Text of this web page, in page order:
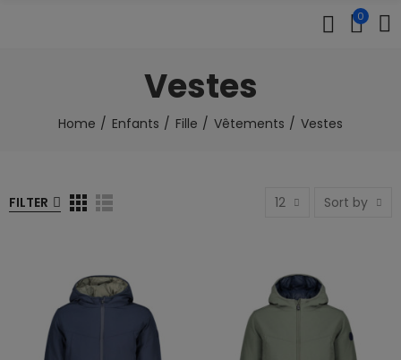
0
Vestes
Home Enfants Fille Vêtements Vestes
FILTER 12 Sort by